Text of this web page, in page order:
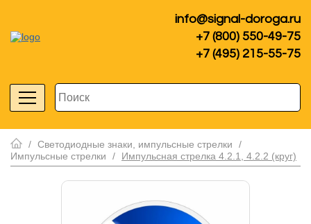
info@signal-doroga.ru
+7 (800) 550-49-75
+7 (495) 215-55-75
/ Светодиодные знаки, импульсные стрелки
/
Импульсные стрелки
/ Импульсная стрелка 4.2.1, 4.2.2 (круг)